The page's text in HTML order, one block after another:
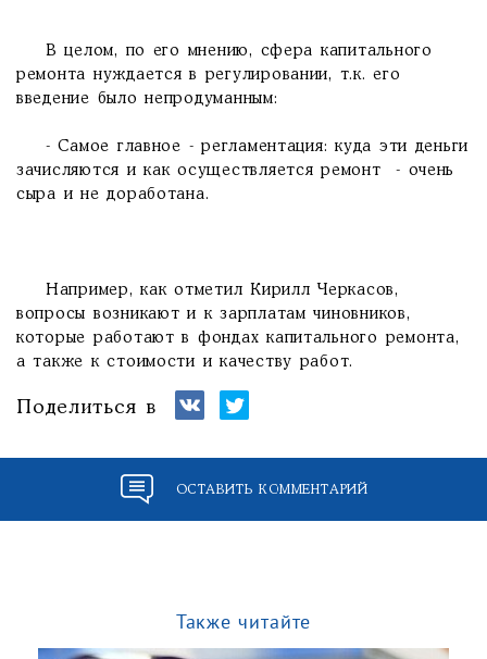
В целом, по его мнению, сфера капитального
ремонта нуждается в регулировании, т.к. его
введение было непродуманным:
- Самое главное - регламентация: куда эти деньги
зачисляются и как осуществляется ремонт - очень
сыра и не доработана.
Например, как отметил Кирилл Черкасов,
вопросы возникают и к зарплатам чиновников,
которые работают в фондах капитального ремонта,
а также к стоимости и качеству работ.
Поделиться в
ОСТАВИТЬ КОММЕНТАРИЙ
Также читайте